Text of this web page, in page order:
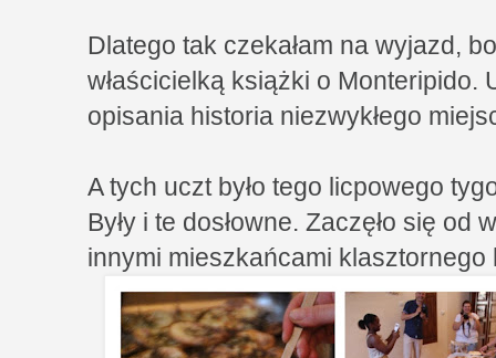
Dlatego tak czekałam na wyjazd,
właścicielką książki o Monteripido.
opisania historia niezwykłego
A tych uczt było tego licpowego
Były i te dosłowne. Zaczęło się
innymi mieszkańcami klasztornego